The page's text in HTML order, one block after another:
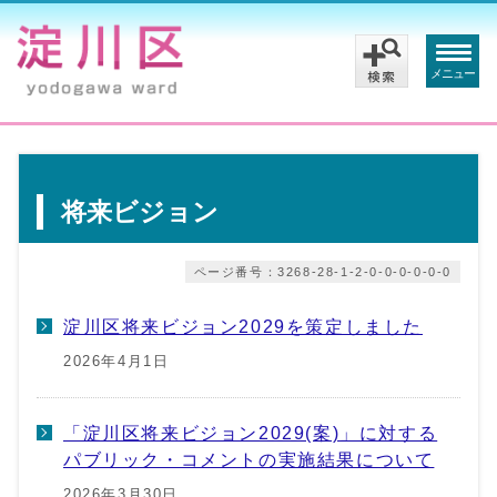
メニュー
将来ビジョン
ページ番号：3268-28-1-2-0-0-0-0-0-0
淀川区将来ビジョン2029を策定しました
2026年4月1日
「淀川区将来ビジョン2029(案)」に対する
パブリック・コメントの実施結果について